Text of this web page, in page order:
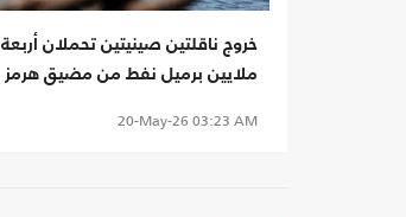
خروج ناقلتين صينيتين تحملان أربعة
ملايين برميل نفط من مضيق هرمز
20-May-26 03:23 AM